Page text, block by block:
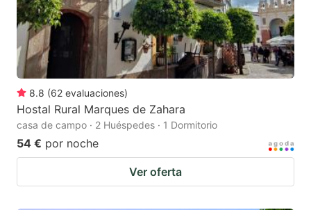
8.8 (62 evaluaciones)
Hostal Rural Marques de Zahara
casa de campo · 2 Huéspedes · 1 Dormitorio
54 € por noche
Ver oferta